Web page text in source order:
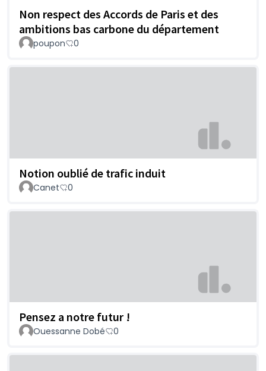
Non respect des Accords de Paris et des
ambitions bas carbone du département
poupon 0
Notion oublié de trafic induit
Canet 0
Pensez a notre futur !
Ouessanne Dobé 0